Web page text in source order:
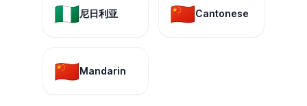
🇳🇬尼日利亚 🇨🇳Cantonese
🇨🇳Mandarin